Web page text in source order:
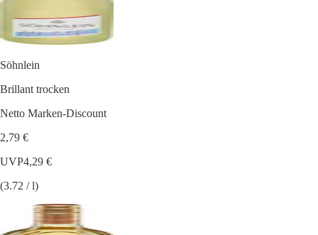
Söhnlein
Brillant trocken
Netto Marken-Discount
2,79 €
UVP4,29 €
(3.72 / l)